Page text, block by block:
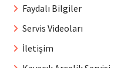
Faydalı Bilgiler
Servis Videoları
İletişim